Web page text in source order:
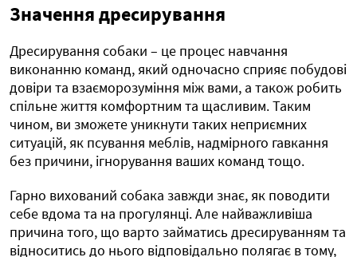
Значення дресирування
Дресирування собаки – це процес навчання
виконанню команд, який одночасно сприяє побудові
довіри та взаєморозуміння між вами, а також робить
спільне життя комфортним та щасливим. Таким
чином, ви зможете уникнути таких неприємних
ситуацій, як псування меблів, надмірного гавкання
без причини, ігнорування ваших команд тощо.
Гарно вихований собака завжди знає, як поводити
себе вдома та на прогулянці. Але найважливіша
причина того, що варто займатись дресируванням та
відноситись до нього відповідально полягає в тому,